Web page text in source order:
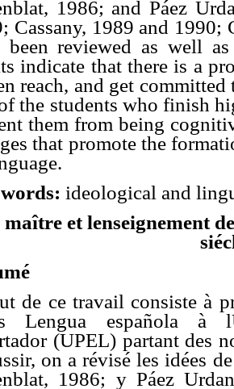
1986; and Páez
Cassany, 1989 and 1990;
been reviewed as well
indicate that there is a
reach, and get
the students who finish
them from being
that promote the
ideological and
et lenseignement
de ce travail consiste à
Lengua española à
(UPEL) partant des
on a révisé les idées
1986; y Páez